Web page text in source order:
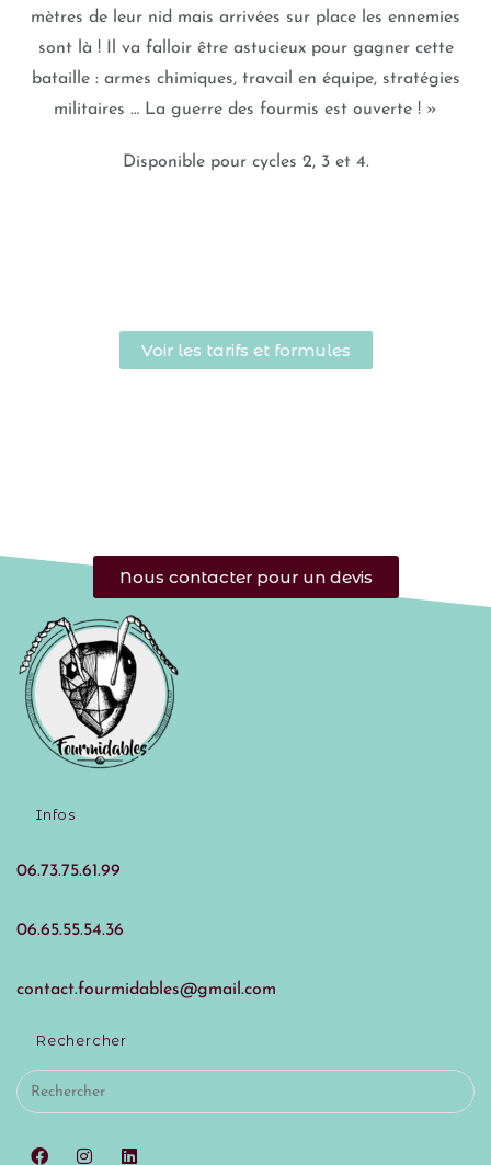
mètres de leur nid mais arrivées sur place les ennemies
sont là ! Il va falloir être astucieux pour gagner cette
bataille : armes chimiques, travail en équipe, stratégies
militaires … La guerre des fourmis est ouverte ! »
Disponible pour cycles 2, 3 et 4.
Voir les tarifs et formules
Nous contacter pour un devis
Infos
06.73.75.61.99
06.65.55.54.36
contact.fourmidables@gmail.com
Rechercher